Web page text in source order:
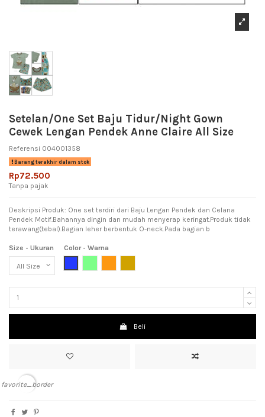
Setelan/One Set Baju Tidur/Night Gown
Cewek Lengan Pendek Anne Claire All Size
Referensi 004001358
Barang terakhir dalam stok
Rp72.500
Tanpa pajak
Deskripsi Produk: One set terdiri dari Baju Lengan Pendek dan Celana
Pendek Motif.Bahannya dingin dan mudah menyerap keringat.Produk tidak
terawang(tebal).Bagian leher berbentuk O-neck.Pada bagian b
Size - Ukuran
Color - Warna
Beli
favorite_border